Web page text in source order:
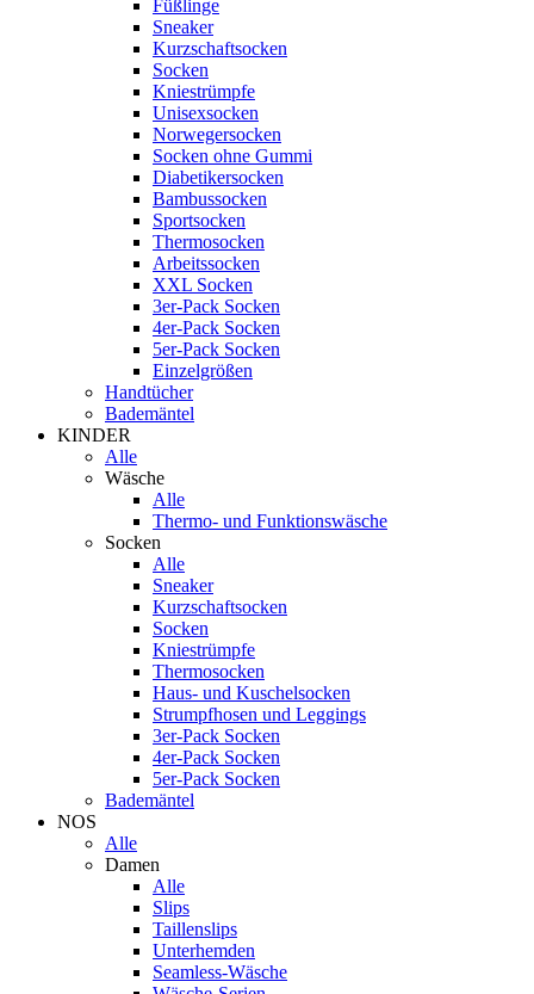
Füßlinge
Sneaker
Kurzschaftsocken
Socken
Kniestrümpfe
Unisexsocken
Norwegersocken
Socken ohne Gummi
Diabetikersocken
Bambussocken
Sportsocken
Thermosocken
Arbeitssocken
XXL Socken
3er-Pack Socken
4er-Pack Socken
5er-Pack Socken
Einzelgrößen
Handtücher
Bademäntel
KINDER
Alle
Wäsche
Alle
Thermo- und Funktionswäsche
Socken
Alle
Sneaker
Kurzschaftsocken
Socken
Kniestrümpfe
Thermosocken
Haus- und Kuschelsocken
Strumpfhosen und Leggings
3er-Pack Socken
4er-Pack Socken
5er-Pack Socken
Bademäntel
NOS
Alle
Damen
Alle
Slips
Taillenslips
Unterhemden
Seamless-Wäsche